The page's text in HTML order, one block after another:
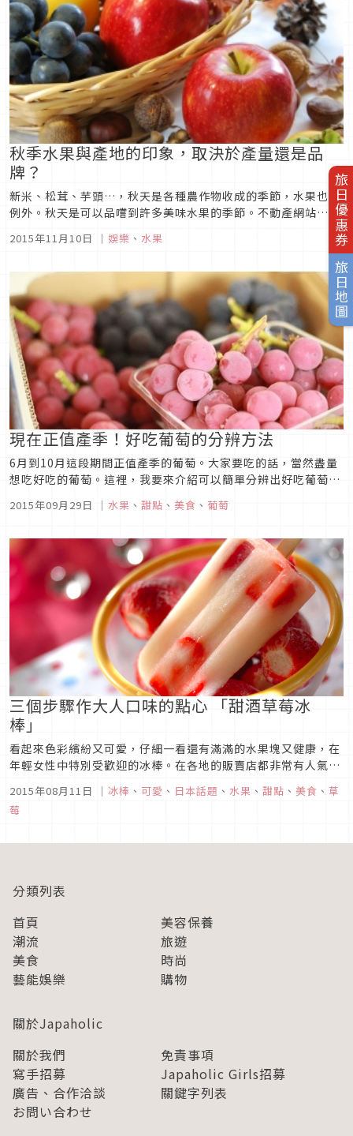
旅日優惠券
旅日地圖
秋季水果與產地的印象，取決於產量還是品
牌？
新米、松茸、芋頭…，秋天是各種農作物收成的季節，水果也不
例外。秋天是可以品嚐到許多美味水果的季節。不動產網站
府縣的關聯，進行了問卷調查。對於柿子、葡萄、栗子、水梨、
蘋果等5樣水果，大家會聯想到哪些地區呢？Q. 說到蘋果，會聯
想到哪一...
2015年11月10日 ｜ 娛樂 、 水果
現在正值產季！好吃葡萄的分辨方法
6月到10月這段期間正值產季的葡萄。大家要吃的話，當然盡量
想吃好吃的葡萄。這裡，我要來介紹可以簡單分辨出好吃葡萄的
要點1：用摸的來分辨摸看看，分辨出葡萄是否好吃的要點有・
外觀來分辨...
2015年09月29日 ｜ 水果 、 甜點 、 美食 、 葡萄
三個步驟作大人口味的點心 「甜酒草莓冰
棒」
看起來色彩繽紛又可愛，仔細一看還有滿滿的水果塊又健康，在
年輕女性中特別受歡迎的冰棒。在各地的販賣店都非常有人氣，
但是其實這個冰棒對於不太會作料理的人來說都可以簡單製作，
輕鬆上手的甜點喔。基本上只有「切＆混合＆冰凍」三個步驟而
已喔。那麼，現在就為您介紹在食譜網站「E‧Recipes」上所
2015年08月11日 ｜ 冰棒 、 可愛 、 日本話題 、 水果 、 甜點 、 美食 、 草
莓
分類列表
首頁
美容保養
潮流
旅遊
美食
時尚
藝能娛樂
購物
關於Japaholic
關於我們
免責事項
寫手招募
Japaholic Girls招募
廣告、合作洽談
關鍵字列表
お問い合わせ